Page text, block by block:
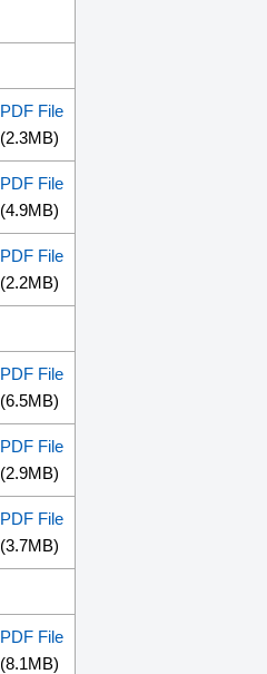
PDF File
(2.3MB)
PDF File
(4.9MB)
PDF File
(2.2MB)
PDF File
(6.5MB)
PDF File
(2.9MB)
PDF File
(3.7MB)
PDF File
(8.1MB)